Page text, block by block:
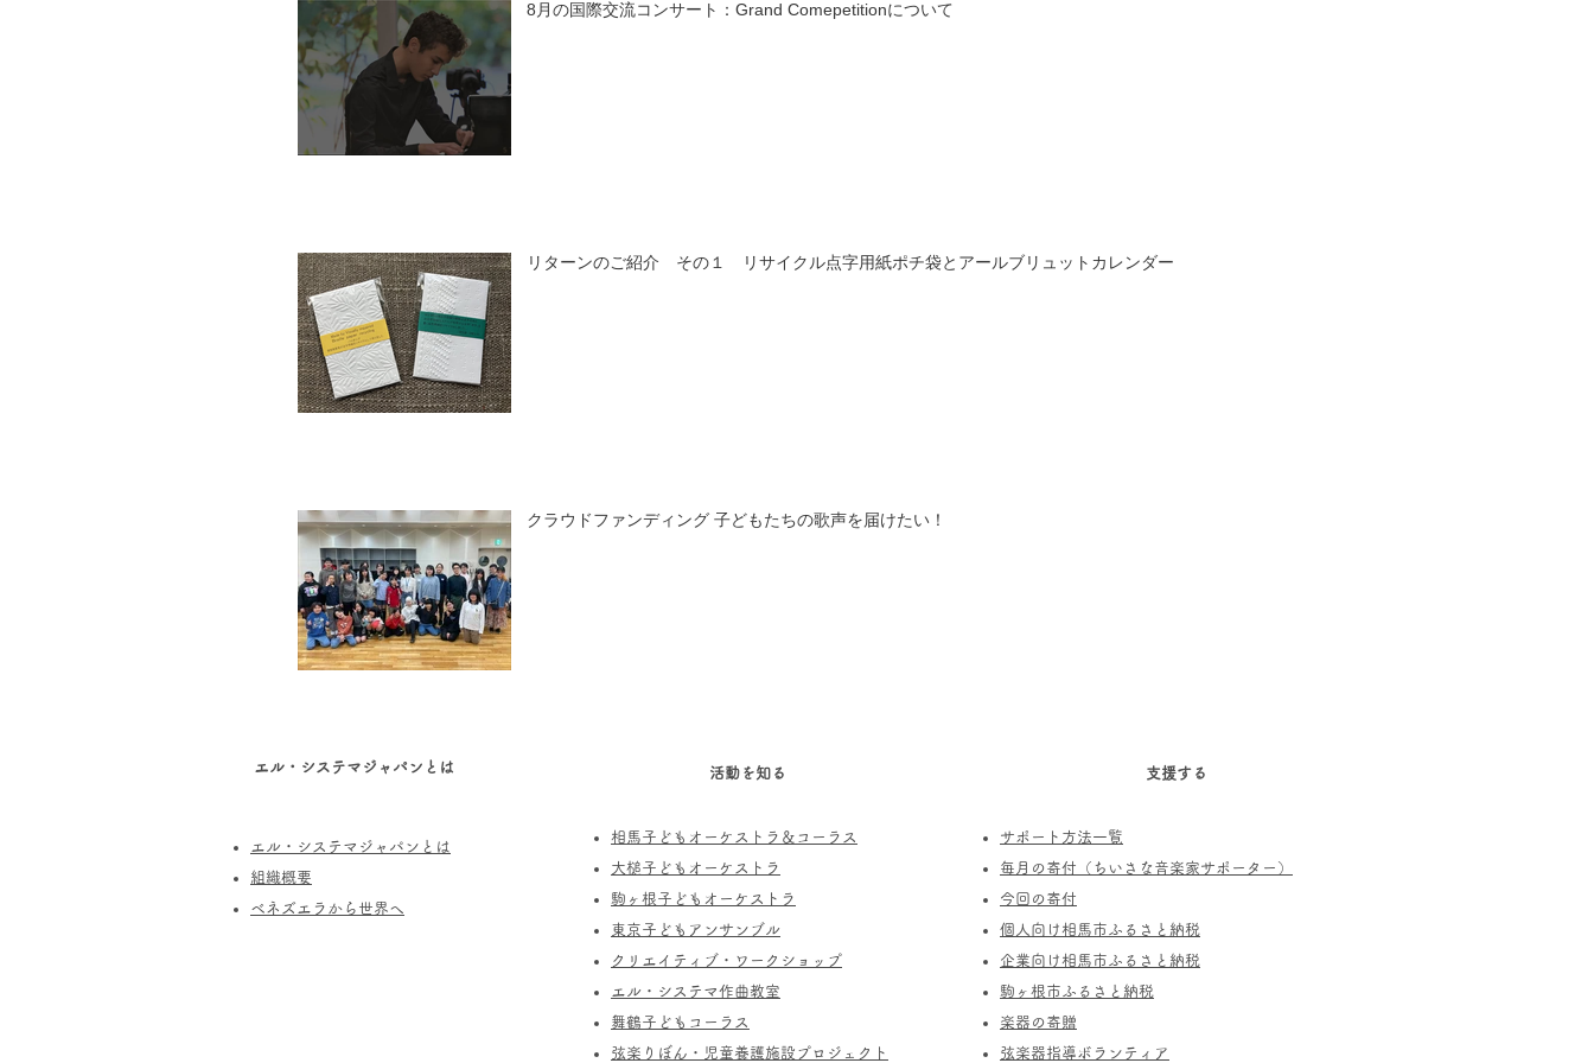
8月の国際交流コンサート：Grand Comepetitionについて
リターンのご紹介 その１ リサイクル点字用紙ポチ袋とアールブリュットカレンダー
クラウドファンディング 子どもたちの歌声を届けたい！
エル・システマジャパンとは
エル・システマジャパンとは
​組織概要
​ベネズエラから世界へ
活動を知る
相馬子どもオーケストラ＆コーラス
​大槌子どもオーケストラ
駒ヶ根子どもオーケストラ
​東京子どもアンサンブル
​クリエイティブ・ワークショップ
エル・システマ作曲教室
​舞鶴子どもコーラス
​​弦楽りぼん・児童養護施設プロジェクト
支援する
サポート方法一覧
​毎月の寄付（ちいさな音楽家サポーター）
今回の寄付
個人向け相馬市ふるさと納税
企業向け相馬市ふるさと納税
駒ヶ根市ふるさと納税
楽器の寄贈
​弦楽器指導ボランティア